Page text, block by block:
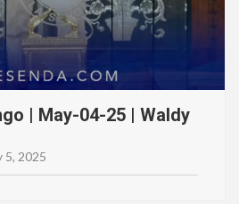
| May-04-25 | Waldy
5, 2025